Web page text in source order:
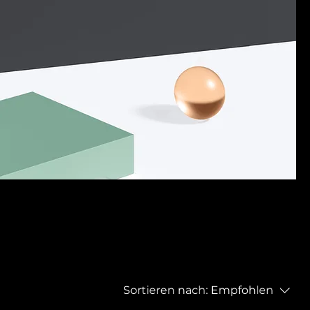
Sortieren nach: Empfohlen